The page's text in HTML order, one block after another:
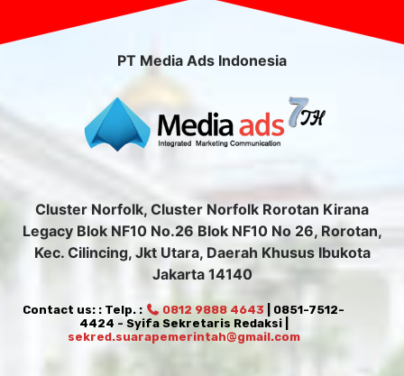
PT Media Ads Indonesia
Cluster Norfolk, Cluster Norfolk Rorotan Kirana
Legacy Blok NF10 No.26 Blok NF10 No 26, Rorotan,
Kec. Cilincing, Jkt Utara, Daerah Khusus Ibukota
Jakarta 14140
Contact us: : Telp. : 0812 9888 4643 | 0851-7512-
4424 - Syifa Sekretaris Redaksi |
sekred.suarapemerintah@gmail.com